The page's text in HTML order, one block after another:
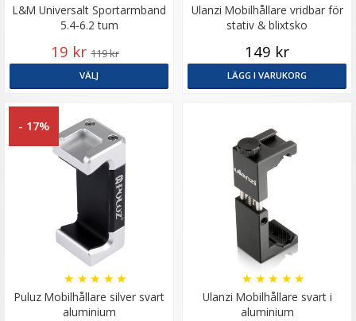
L&M Universalt Sportarmband
5.4-6.2 tum
19 kr 119 kr
VÄLJ
Ulanzi Mobilhållare vridbar för
stativ & blixtsko
149 kr
LÄGG I VARUKORG
- 17%
Puluz Mobilhållare silver svart
aluminium
★ ★ ★ ★ ★
Ulanzi Mobilhållare svart i
aluminium
★ ★ ★ ★ ★